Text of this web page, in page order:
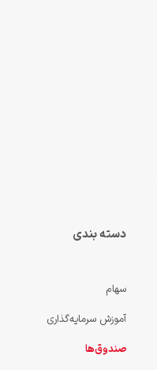
دسته بندی
سهام
آموزش سرمایه‌گذاری
صندوق‌ها